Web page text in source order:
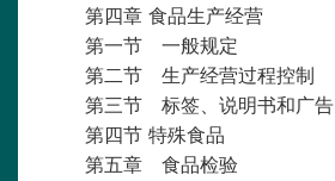
第四章 食品生产经营
第一节 一般规定
第二节 生产经营过程控制
第三节 标签、说明书和广告
第四节 特殊食品
第五章 食品检验